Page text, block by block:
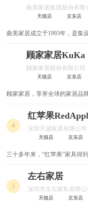
医疗保健
实木家具
松木家具
床具
整体衣柜
斗柜
曲美家居集团股份有限
天猫店 京东店
曲美家居成立于1993年，是集
用“原创设计”将全球最新锐的
顾家家居KuKa
顾家家居股份有限公司
天猫店 京东店
顾家家居，享誉全球的家居品
设计、开发、生产、销售与服务
4
红苹果
深圳天诚家具有限公司
天猫店 京东店
三十多年来，“红苹果”家具得
响力企业之一，在全国民用家
5
左右家居
深圳市左右家私有限公
天猫店 京东店